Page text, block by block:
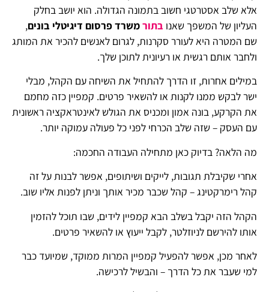
אלא שלב אסטרטגי חשוב בתמונה הגדולה. הוא יושב בחלק
העליון של המשפך שאנו בתורמשרד פרסום דיגיטלי בונים,
שם המטרה היא לעורר סקרנות, לגרום לאנשים להכיר את המותג
ולחבר אותם רגשית או רעיונית לתוכן שלך.
במילים אחרות, זו הדרך להתחיל את השיחה עם הקהל, מבלי
ישר לבקש ממנו לקנות או להשאיר פרטים. קמפיין כזה מחמם
את הקרקע, בונה אמון ומכניס את הגולש לאינטראקציה ראשונית
עם העסק – שזה שלב הכרחי לפני כל פעולה עמוקה יותר.
מה הלאה? בדיוק כאן מתחילה העבודה החכמה:
אחרי שקיבלת תגובות, לייקים ושיתופים, אפשר לבנות על זה
קהל רימרקטינג – קהל שכבר מכיר אותך וניתן לפנות אליו שוב.
הקהל הזה יקבל בשלב הבא קמפיין לידים, שבו תוכל להזמין
אותו להירשם לניוזלטר, לקבל ייעוץ או להשאיר פרטים.
לאחר מכן, אפשר להפעיל קמפיין המרות ממוקד, שמיועד כבר
למי שעבר את כל הדרך – והבשיל לרכישה.